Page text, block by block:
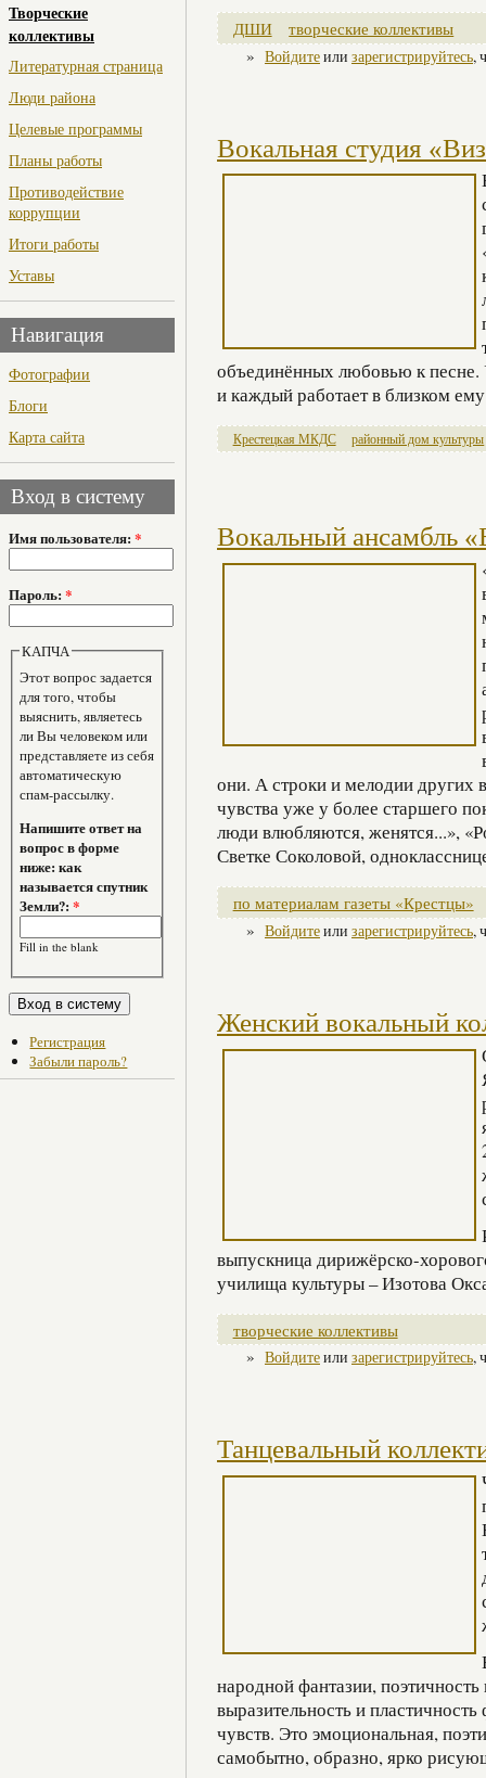
Творческие
коллективы
Литературная страница
Люди района
Целевые программы
Планы работы
Противодействие
коррупции
Итоги работы
Уставы
Навигация
Фотографии
Блоги
Карта сайта
Вход в систему
Имя пользователя: *
Пароль: *
КАПЧА
Этот вопрос задается
для того, чтобы
выяснить, являетесь
ли Вы человеком или
представляете из себя
автоматическую
спам-рассылку.
Напишите ответ на
вопрос в форме
ниже: как
называется спутник
Земли?:*
Fill in the blank
Регистрация
Забыли пароль?
ДШИ
творческие коллективы
» Войдитеили зарегистрируйтесь,
Вокальная студия
объединённых любовью к
и каждый работает в близком
Крестецкая МКДС районный дом культуры
Вокальный ансамбль
они. А строки и мелодии других
чувства уже у более старшего
люди влюбляются, женятся...»,
Светке Соколовой,
по материалам газеты «Крестцы»
» Войдитеили зарегистрируйтесь,
Женский вокальный
выпускница дирижёрско-
училища культуры – Изотова
творческие коллективы
» Войдитеили зарегистрируйтесь,
Танцевальный
народной фантазии,
выразительность и
чувств. Это эмоциональная,
самобытно, образно, ярко